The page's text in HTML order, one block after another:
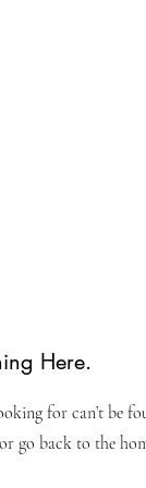
Here.
for can’t be
go back to the